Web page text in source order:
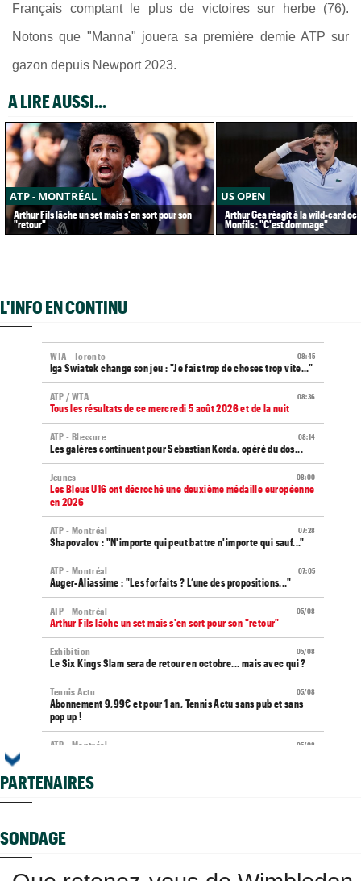
Français comptant le plus de victoires sur herbe (76).
Notons que "Manna" jouera sa première demie ATP sur
gazon depuis Newport 2023.
A LIRE AUSSI...
ATP - MONTRÉAL
Arthur Fils lâche un set mais s'en sort pour son
"retour"
US OPEN
Arthur Gea réagit à la wild-card
Monfils : "C'est dommage"
L'INFO EN CONTINU
08:45
WTA - Toronto
Iga Swiatek change son jeu : "Je fais trop de choses trop vite..."
08:36
ATP / WTA
Tous les résultats de ce mercredi 5 août 2026 et de la nuit
08:14
ATP - Blessure
Les galères continuent pour Sebastian Korda, opéré du dos...
08:00
Jeunes
Les Bleus U16 ont décroché une deuxième médaille européenne
en 2026
07:28
ATP - Montréal
Shapovalov : "N'importe qui peut battre n'importe qui sauf..."
07:05
ATP - Montréal
Auger-Aliassime : "Les forfaits ? L’une des propositions..."
05/08
ATP - Montréal
Arthur Fils lâche un set mais s'en sort pour son "retour"
05/08
Exhibition
Le Six Kings Slam sera de retour en octobre... mais avec qui ?
05/08
Tennis Actu
Abonnement 9,99€ et pour 1 an, Tennis Actu sans pub et sans
pop up !
05/08
ATP - Montréal
US Open
Next Gen ATP Finals
PARTENAIRES
SONDAGE